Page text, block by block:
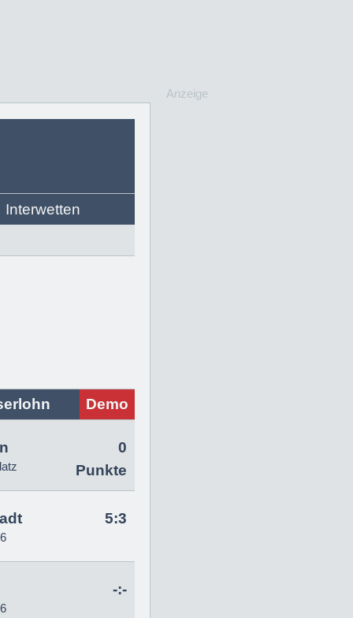
Interwetten
Anzeige
Demo
0
Punkte
5:3
-:-